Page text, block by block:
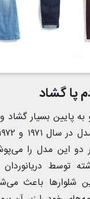
به پایین بسیار
دو این مدل را
توسط
شلوارها باعث